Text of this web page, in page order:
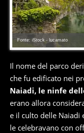
Fonte: iStock - lucamato
Il nome del parco
che fu edificato nei
Naiadi, le ninfe
erano allora
e il culto delle Naiadi
le celebravano con